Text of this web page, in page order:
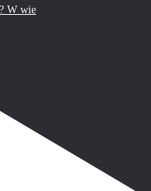
W wie